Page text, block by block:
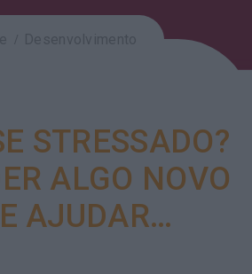
STRESSADO?
ALGO NOVO
AJUDAR…